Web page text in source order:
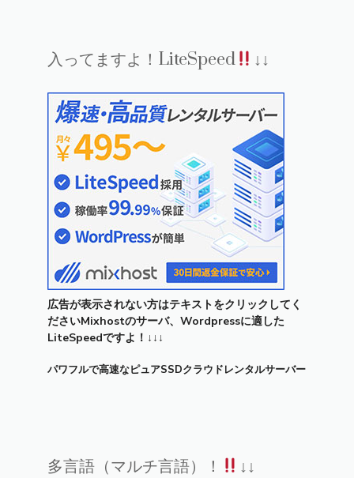
入ってますよ！LiteSpeed ↓↓
広告が表示されない方はテキストをクリックしてく
ださいMixhostのサーバ、Wordpressに適した
LiteSpeedですよ！↓↓↓
パワフルで高速なピュアSSDクラウドレンタルサーバー
多言語（マルチ言語）！ ↓↓